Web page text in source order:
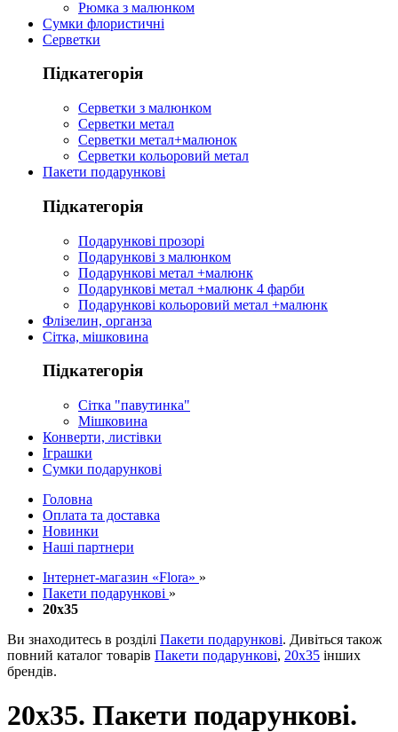
Рюмка з малюнком
Сумки флористичні
Серветки
Підкатегорія
Серветки з малюнком
Серветки метал
Серветки метал+малюнок
Серветки кольоровий метал
Пакети подарункові
Підкатегорія
Подарункові прозорі
Подарункові з малюнком
Подарункові метал +малюнк
Подарункові метал +малюнк 4 фарби
Подарункові кольоровий метал +малюнк
Флізелин, органза
Сітка, мішковина
Підкатегорія
Сітка "павутинка"
Мішковина
Конверти, листівки
Іграшки
Сумки подарункові
Головна
Оплата та доставка
Новинки
Наші партнери
Інтернет-магазин «Flora» »
Пакети подарункові »
20x35
Ви знаходитесь в розділі Пакети подарункові. Дивіться також
повний каталог товарів Пакети подарункові, 20x35 інших
брендів.
20x35. Пакети подарункові.